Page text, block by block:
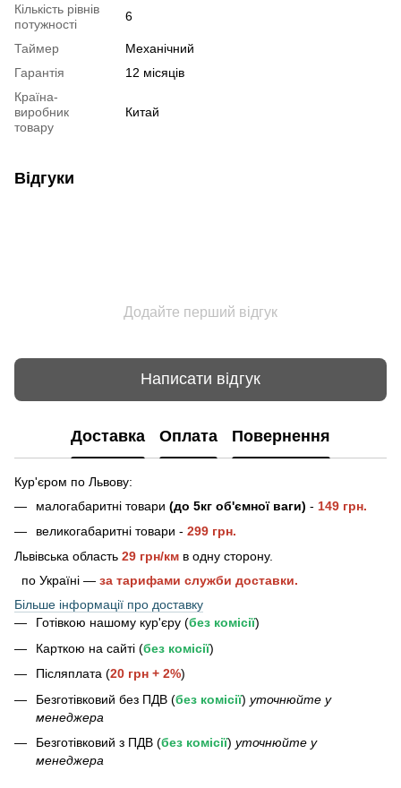
Кількість рівнів
потужності
6
Таймер
Механічний
Гарантія
12 місяців
Країна-
виробник
товару
Китай
Відгуки
Додайте перший відгук
Написати відгук
Доставка Оплата Повернення
Кур'єром по Львову:
малогабаритні товари (до 5кг об'ємної ваги) - 149 грн.
великогабаритні товари - 299 грн.
Львівська область 29 грн/км в одну сторону.
по Україні — за тарифами служби доставки.
Більше інформації про доставку
Готівкою нашому кур'єру (без комісії)
Карткою на сайті (без комісії)
Післяплата (20 грн + 2%)
Безготівковий без ПДВ (без комісії) уточнюйте у
менеджера
Безготівковий з ПДВ (без комісії) уточнюйте у
менеджера